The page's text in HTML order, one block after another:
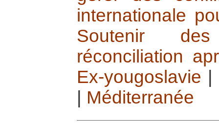
internationale
Soutenir
réconciliation
Ex-yougoslavie
Méditerranée